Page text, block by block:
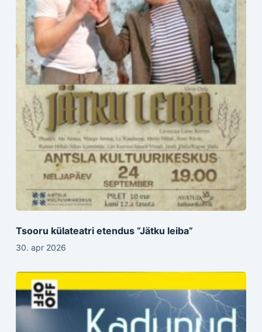
Tsooru külateatri etendus “Jätku leiba”
30. apr 2026